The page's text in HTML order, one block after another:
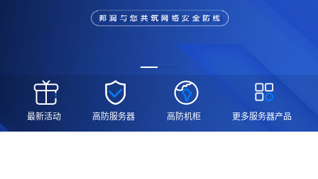
最新活动 高防服务器 高防机柜 更多服务器产品